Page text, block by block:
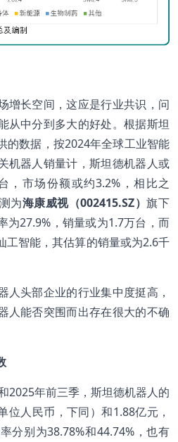
增长空间，这应是行业共识，问
从中分到多大的好处。根据斯坦
的数据，按2024年全球工业智能
机器人销量计，斯坦德机器人或
，市场份额或约3.2%，相比之
为海康威视（002415.SZ）旗下
为27.9%，销量或为1.7万台，而
工智能，其估算的销量或为2.6千
人头部企业的行业集中度挺高，
人能否突围而出存在很大的不确
2025年前三季，斯坦德机器人的
位人民币，下同）和1.88亿元，
分别为38.78%和44.74%，也有